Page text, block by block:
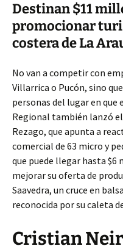
Destinan $11
promocionar
costera de La
No van a competir con
Villarrica o Pucón, sino
personas del lugar en
Regional también lanzó
Rezago, que apunta a
comercial de 63 micro y
que puede llegar hasta
mejorar su oferta de
Saavedra, un cruce en
reconocida por su caleta
Cristian